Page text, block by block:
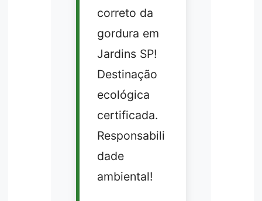
correto da
gordura em
Jardins SP!
Destinação
ecológica
certificada.
Responsabili
dade
ambiental!